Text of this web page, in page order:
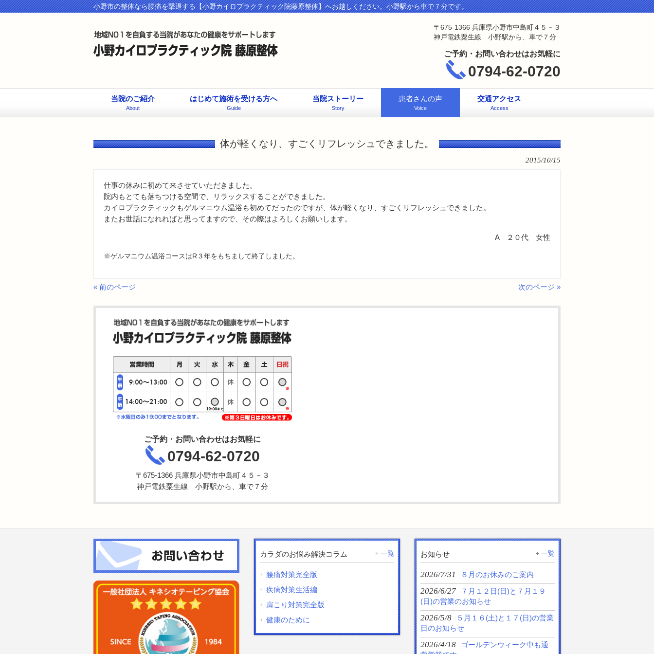
小野市の整体なら腰痛を撃退する【小野カイロプラクティック院藤原整体】へお越しください。小野駅から車で７分です。
〒675-1366 兵庫県小野市中島町４５－３
神戸電鉄粟生線 小野駅から、車で７分
ご予約・お問い合わせはお気軽に
0794-62-0720
当院のご紹介
About
はじめて施術を受ける方へ
Guide
当院ストーリー
Story
患者さんの声
Voice
交通アクセス
Access
体が軽くなり、すごくリフレッシュできました。
2015/10/15
仕事の休みに初めて来させていただきました。
院内もとても落ちつける空間で、リラックスすることができました。
カイロプラクティックもゲルマニウム温浴も初めてだったのですが、体が軽くなり、すごくリフレッシュできました。
またお世話になれればと思ってますので、その際はよろしくお願いします。
A ２０代 女性
※ゲルマニウム温浴コースはR３年をもちまして終了しました。
« 前のページ 次のページ »
ご予約・お問い合わせはお気軽に
0794-62-0720
〒675-1366 兵庫県小野市中島町４５－３
神戸電鉄粟生線 小野駅から、車で７分
カラダのお悩み解決コラム 一覧
腰痛対策完全版
疾病対策生活編
肩こり対策完全版
健康のために
お知らせ 一覧
2026/7/31 ８月のお休みのご案内
2026/6/27
７月１２日(日)と７月１９
(日)の営業のお知らせ
2026/5/8
５月１６(土)と１７(日)の営業
日のお知らせ
2026/4/18
ゴールデンウィーク中も通